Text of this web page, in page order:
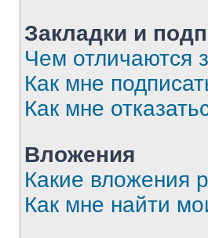
Закладки и
Чем отличаются
Как мне
Как мне
Вложения
Какие вложения
Как мне найти